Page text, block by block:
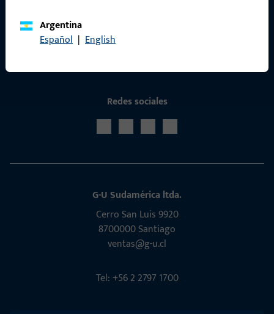
Argentina
Español | English
Redes sociales
G-U Sudamérica ltda.
Cerro San Luis 9920
8700000 Santiago
ventas@g-u.cl
Tel: +56 2 2797 1700